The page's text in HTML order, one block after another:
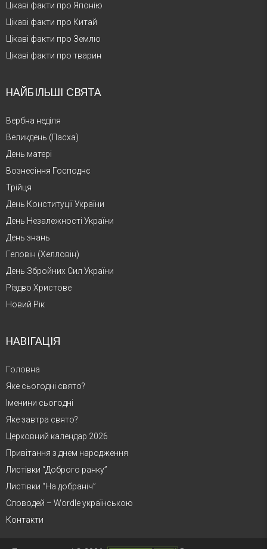
Цікаві факти про Японію
Цікаві факти про Китай
Цікаві факти про Землю
Цікаві факти про тварин
НАЙБІЛЬШІ СВЯТА
Вербна неділя
Великдень (Пасха)
День матері
Вознесіння Господнє
Трійця
День Конституції України
День Незалежності України
День знань
Геловін (Хелловін)
День Збройних Сил України
Різдво Христове
Новий Рік
НАВІГАЦІЯ
Головна
Яке сьогодні свято?
Іменини сьогодні
Яке завтра свято?
Церковний календар 2026
Привітання з днем народження
Листівки “Доброго ранку”
Листівки “На добраніч”
Словодей – Wordle українською
Контакти